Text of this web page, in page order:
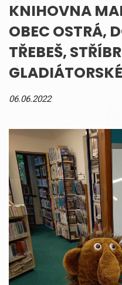
KNIHOVNA
OBEC OSTRÁ,
TŘEBEŠ,
06.06.2022